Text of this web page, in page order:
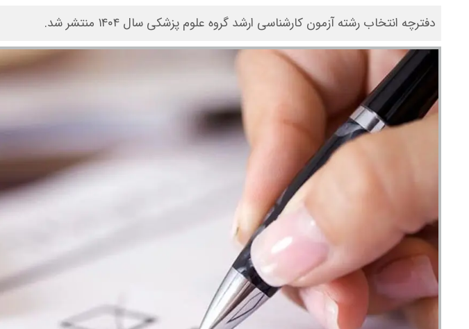
دفترچه انتخاب رشته آزمون کارشناسی ارشد گروه علوم پزشکی سال ۱۴۰۴ منتشر شد.